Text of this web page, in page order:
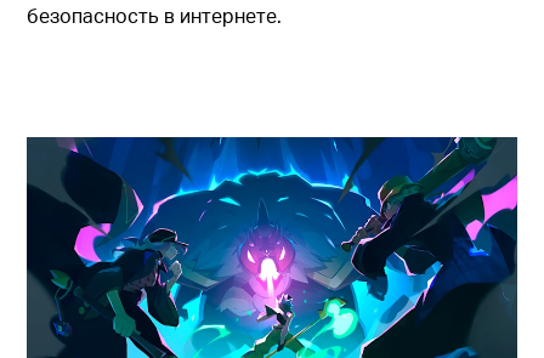
безопасность в интернете.